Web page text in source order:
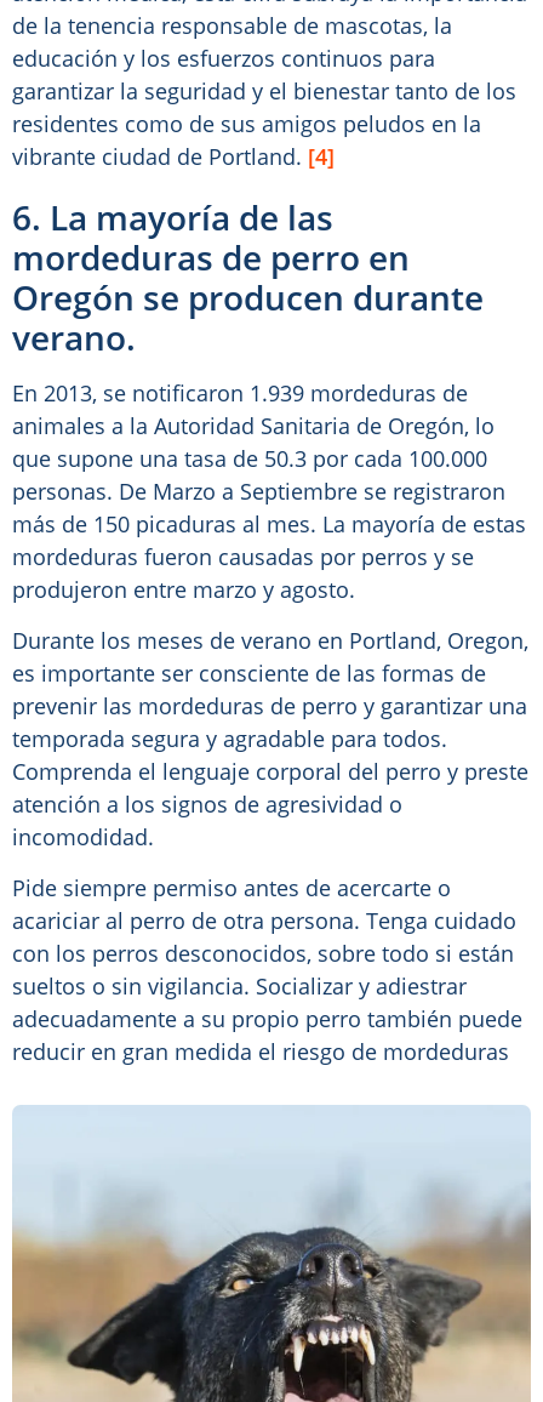
de la tenencia responsable de mascotas, la
educación y los esfuerzos continuos para
garantizar la seguridad y el bienestar tanto de los
residentes como de sus amigos peludos en la
vibrante ciudad de Portland. [4]
6. La mayoría de las
mordeduras de perro en
Oregón se producen durante
verano.
En 2013, se notificaron 1.939 mordeduras de
animales a la Autoridad Sanitaria de Oregón, lo
que supone una tasa de 50.3 por cada 100.000
personas. De Marzo a Septiembre se registraron
más de 150 picaduras al mes. La mayoría de estas
mordeduras fueron causadas por perros y se
produjeron entre marzo y agosto.
Durante los meses de verano en Portland, Oregon,
es importante ser consciente de las formas de
prevenir las mordeduras de perro y garantizar una
temporada segura y agradable para todos.
Comprenda el lenguaje corporal del perro y preste
atención a los signos de agresividad o
incomodidad.
Pide siempre permiso antes de acercarte o
acariciar al perro de otra persona. Tenga cuidado
con los perros desconocidos, sobre todo si están
sueltos o sin vigilancia. Socializar y adiestrar
adecuadamente a su propio perro también puede
reducir en gran medida el riesgo de mordeduras